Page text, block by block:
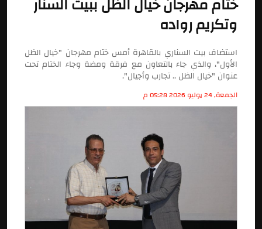
ختام مهرجان خيال الظل ببيت السنار
وتكريم رواده
استضاف بيت السناري بالقاهرة أمس ختام مهرجان "خيال الظل
الأول"، والذي جاء بالتعاون مع فرقة ومضة وجاء الختام تحت
عنوان "خيال الظل .. تجارب وأجيال".
الجمعة, 24 يوليو 2026 05:28 م